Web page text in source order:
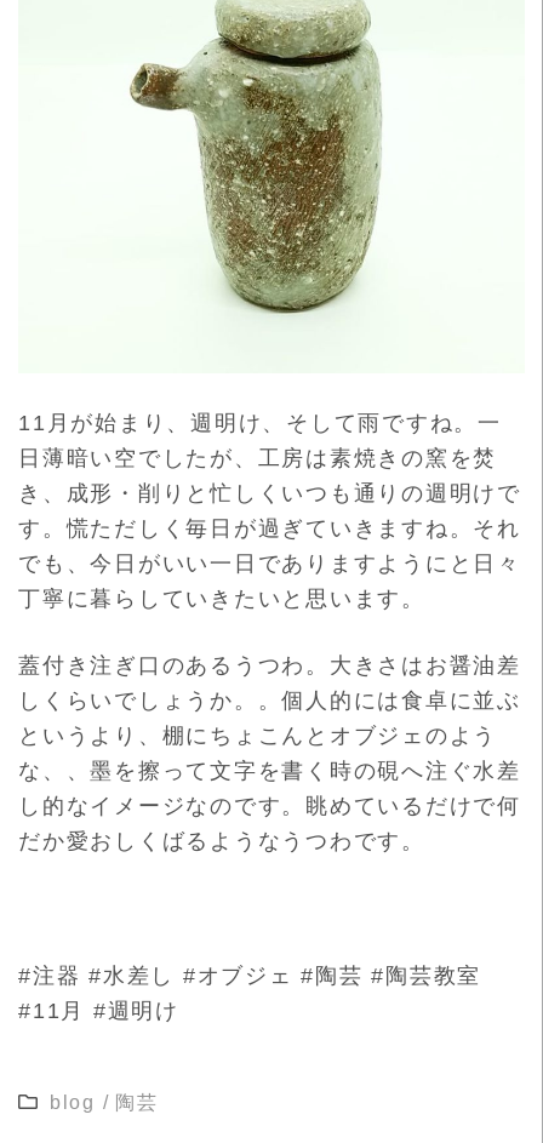
11月が始まり、週明け、そして雨ですね。一
日薄暗い空でしたが、工房は素焼きの窯を焚
き、成形・削りと忙しくいつも通りの週明けで
す。慌ただしく毎日が過ぎていきますね。それ
でも、今日がいい一日でありますようにと日々
丁寧に暮らしていきたいと思います。
蓋付き注ぎ口のあるうつわ。大きさはお醤油差
しくらいでしょうか。。個人的には食卓に並ぶ
というより、棚にちょこんとオブジェのよう
な、、墨を擦って文字を書く時の硯へ注ぐ水差
し的なイメージなのです。眺めているだけで何
だか愛おしくばるようなうつわです。
#注器 #水差し #オブジェ #陶芸 #陶芸教室
#11月 #週明け
blog / 陶芸